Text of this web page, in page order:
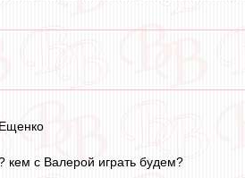
кем с Валерой играть будем?